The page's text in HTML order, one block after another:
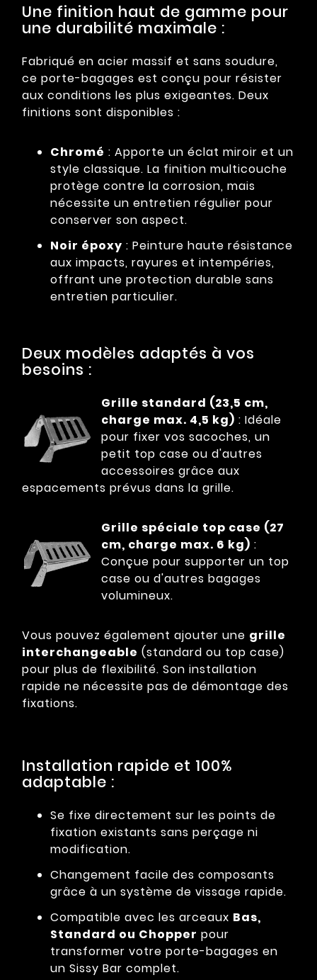
Une finition haut de gamme pour
une durabilité maximale :
Fabriqué en acier massif et sans soudure,
ce porte-bagages est conçu pour résister
aux conditions les plus exigeantes. Deux
finitions sont disponibles :
Chromé : Apporte un éclat miroir et un
style classique. La finition multicouche
protège contre la corrosion, mais
nécessite un entretien régulier pour
conserver son aspect.
Noir époxy : Peinture haute résistance
aux impacts, rayures et intempéries,
offrant une protection durable sans
entretien particulier.
Deux modèles adaptés à vos
besoins :
Grille standard (23,5 cm,
charge max. 4,5 kg) : Idéale
pour fixer vos sacoches, un
petit top case ou d'autres
accessoires grâce aux
espacements prévus dans la grille.
Grille spéciale top case (27
cm, charge max. 6 kg) :
Conçue pour supporter un top
case ou d'autres bagages
volumineux.
Vous pouvez également ajouter une grille
interchangeable (standard ou top case)
pour plus de flexibilité. Son installation
rapide ne nécessite pas de démontage des
fixations.
Installation rapide et 100%
adaptable :
Se fixe directement sur les points de
fixation existants sans perçage ni
modification.
Changement facile des composants
grâce à un système de vissage rapide.
Compatible avec les arceaux Bas,
Standard ou Chopper pour
transformer votre porte-bagages en
un Sissy Bar complet.